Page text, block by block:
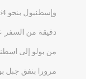
من بولو إلى
مرورا بنفق جبل